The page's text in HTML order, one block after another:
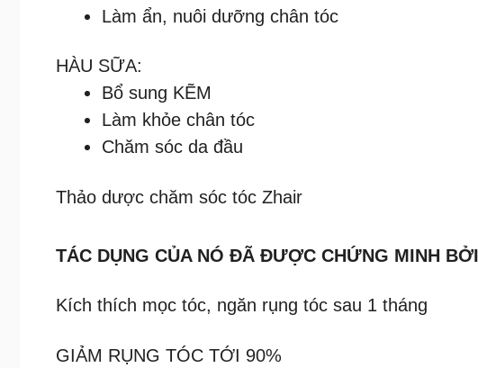
Làm ẩn, nuôi dưỡng chân tóc
HÀU SỮA:
Bổ sung KẼM
Làm khỏe chân tóc
Chăm sóc da đầu
Thảo dược chăm sóc tóc Zhair
TÁC DỤNG CỦA NÓ ĐÃ ĐƯỢC CHỨNG MINH
Kích thích mọc tóc, ngăn rụng tóc sau 1 tháng
GIẢM RỤNG TÓC TỚI 90%